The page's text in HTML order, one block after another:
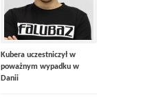
Kubera uczestniczył w
poważnym wypadku w
Danii